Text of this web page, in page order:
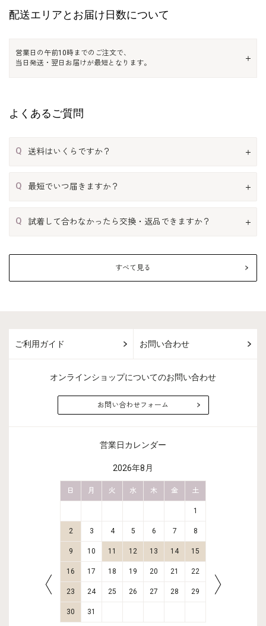
配送エリアとお届け日数について
営業日の午前10時までのご注文で、
当日発送・翌日お届けが最短となります。
よくあるご質問
Q 送料はいくらですか？
Q 最短でいつ届きますか？
Q 試着して合わなかったら交換・返品できますか？
すべて見る
ご利用ガイド お問い合わせ
オンラインショップについてのお問い合わせ
お問い合わせフォーム
営業日カレンダー
2026年8月
日 月 火 水 木 金 土
1
2 3 4 5 6 7 8
9 10 11 12 13 14 15
16 17 18 19 20 21 22
23 24 25 26 27 28 29
30 31